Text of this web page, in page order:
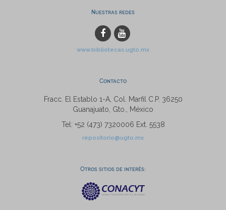
Nuestras redes
www.bibliotecas.ugto.mx
Contacto
Fracc. El Establo 1-A, Col. Marfil C.P. 36250
Guanajuato, Gto., México
Tel: +52 (473) 7320006 Ext. 5538
repositorio@ugto.mx
Otros sitios de interés: